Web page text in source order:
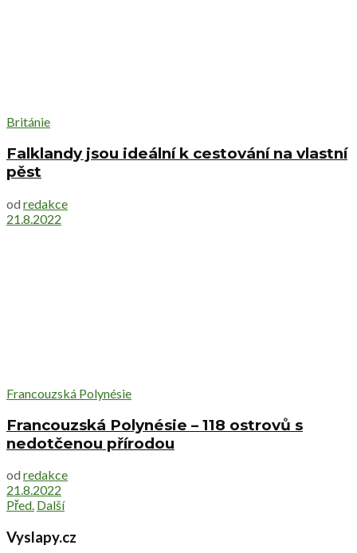
Británie
Falklandy jsou ideální k cestování na vlastní
pěst
od redakce
21.8.2022
Francouzská Polynésie
Francouzská Polynésie – 118 ostrovů s
nedotčenou přírodou
od redakce
21.8.2022
Před. Další
Vyslapy.cz